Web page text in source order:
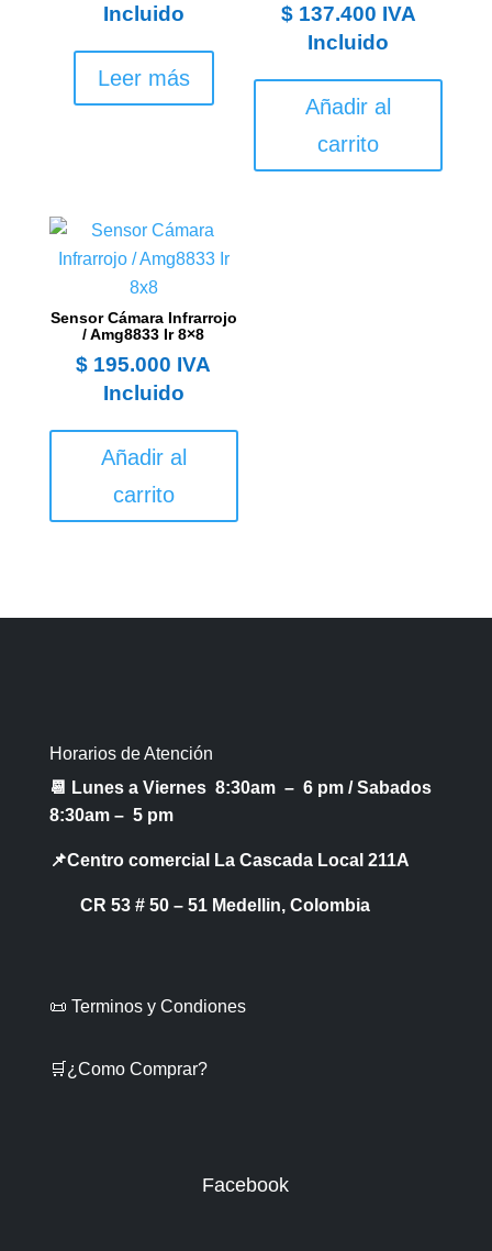
Incluido
Leer más
$137.400 IVA
Incluido
Añadir al
carrito
Sensor Cámara Infrarrojo
/ Amg8833 Ir 8×8
$ 195.000 IVA
Incluido
Añadir al
carrito
Horarios de Atención
📆 Lunes a Viernes 8:30am – 6 pm /Sabados
8:30am – 5 pm
📌Centro comercial La Cascada Local 211A
CR 53 # 50 – 51 Medellin, Colombia
📜 Terminos y Condiones
🛒¿Como Comprar?
Facebook